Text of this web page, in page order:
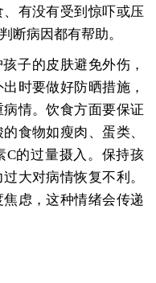
有没有受到惊吓或压
断病因都有帮助。
子的皮肤避免外伤，
时要做好防晒措施，
情。饮食方面要保证
食物如瘦肉、蛋类、
C的过量摄入。保持孩
大对病情恢复不利。
虑，这种情绪会传递